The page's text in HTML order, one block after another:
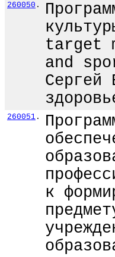
260050 .
target
and
260051 .
к